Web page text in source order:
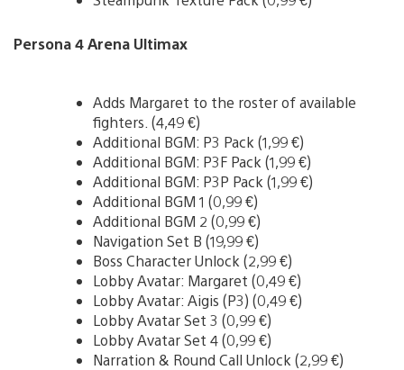
Persona 4 Arena Ultimax
Adds Margaret to the roster of available
fighters. (4,49 €)
Additional BGM: P3 Pack (1,99 €)
Additional BGM: P3F Pack (1,99 €)
Additional BGM: P3P Pack (1,99 €)
Additional BGM 1 (0,99 €)
Additional BGM 2 (0,99 €)
Navigation Set B (19,99 €)
Boss Character Unlock (2,99 €)
Lobby Avatar: Margaret (0,49 €)
Lobby Avatar: Aigis (P3) (0,49 €)
Lobby Avatar Set 3 (0,99 €)
Lobby Avatar Set 4 (0,99 €)
Narration & Round Call Unlock (2,99 €)